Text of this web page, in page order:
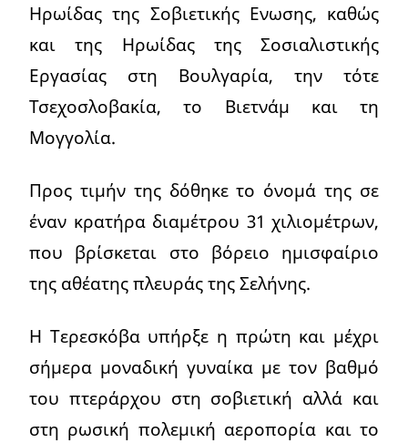
Ηρωίδας της Σοβιετικής Ενωσης, καθώς
και της Ηρωίδας της Σοσιαλιστικής
Εργασίας στη Βουλγαρία, την τότε
Τσεχοσλοβακία, το Βιετνάμ και τη
Μογγολία.
Προς τιμήν της δόθηκε το όνομά της σε
έναν κρατήρα διαμέτρου 31 χιλιομέτρων,
που βρίσκεται στο βόρειο ημισφαίριο
της αθέατης πλευράς της Σελήνης.
Η Τερεσκόβα υπήρξε η πρώτη και μέχρι
σήμερα μοναδική γυναίκα με τον βαθμό
του πτεράρχου στη σοβιετική αλλά και
στη ρωσική πολεμική αεροπορία και το